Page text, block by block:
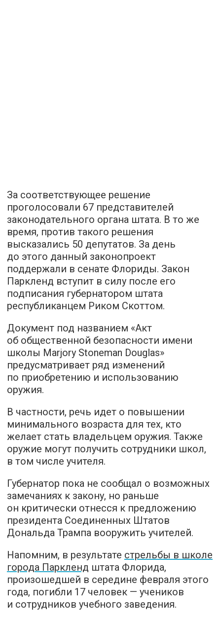
За соответствующее решение
проголосовали 67 представителей
законодательного органа штата. В то же
время, против такого решения
высказались 50 депутатов. За день
до этого данный законопроект
поддержали в сенате Флориды. Закон
Паркленд вступит в силу после его
подписания губернатором штата
республиканцем Риком Скоттом.
Документ под названием «Акт
об общественной безопасности имени
школы Marjory Stoneman Douglas»
предусматривает ряд изменений
по приобретению и использованию
оружия.
В частности, речь идет о повышении
минимального возраста для тех, кто
желает стать владельцем оружия. Также
оружие могут получить сотрудники школ,
в том числе учителя.
Губернатор пока не сообщал о возможных
замечаниях к закону, но раньше
он критически отнесся к предложению
президента Соединенных Штатов
Дональда Трампа вооружить учителей.
Напомним, в результате стрельбы в школе
города Паркленд штата Флорида,
произошедшей в середине февраля этого
года, погибли 17 человек — учеников
и сотрудников учебного заведения.